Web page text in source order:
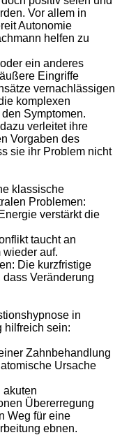
Vor allem in
Autonomie
helfen zu
ein anderes
Eingriffe
vernachlässigen
komplexen
Symptomen.
verleitet ihre
Vorgaben des
sie ihr Problem nicht
klassische
Problemen:
verstärkt die
taucht an
auf.
Die kurzfristige
Veränderung
in
hilfreich sein:
Zahnbehandlung
Ursache
akuten
Übererregung
Weg für eine
ebnen.